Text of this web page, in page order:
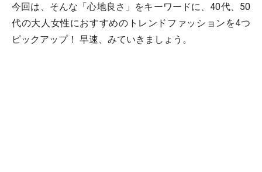
今回は、そんな「心地良さ」をキーワードに、40代、50
代の大人女性におすすめのトレンドファッションを4つ
ピックアップ！ 早速、みていきましょう。